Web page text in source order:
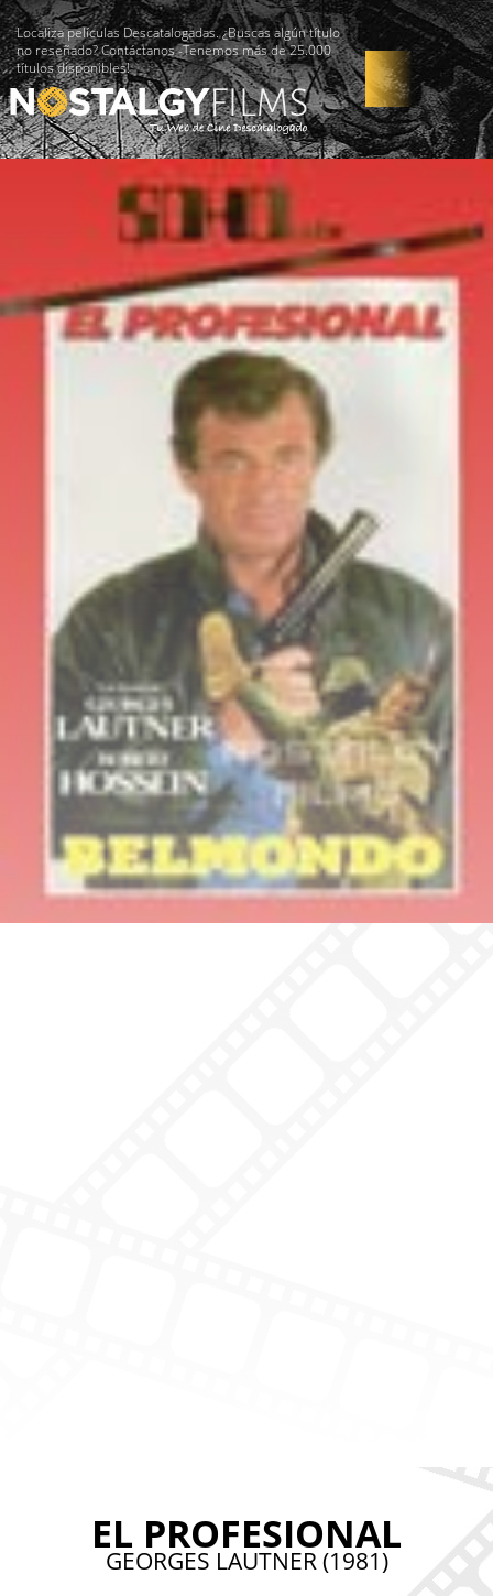
Localiza películas Descatalogadas. ¿Buscas algún título
no reseñado? Contáctanos -Tenemos más de 25.000
títulos disponibles!
EL PROFESIONAL
GEORGES LAUTNER (1981)